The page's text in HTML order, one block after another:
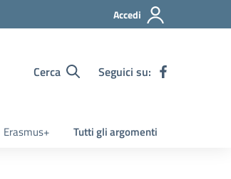
Accedi
Cerca Seguici su:
Erasmus+ Tutti gli argomenti